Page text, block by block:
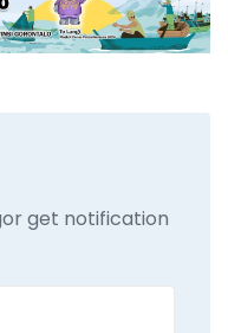
get notification